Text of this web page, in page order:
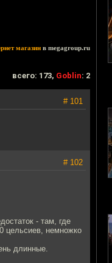
магазин в megagroup.ru
всего: 173, Goblin: 2
# 101
# 102
- там, где
цельсиев, немножко
длинные.